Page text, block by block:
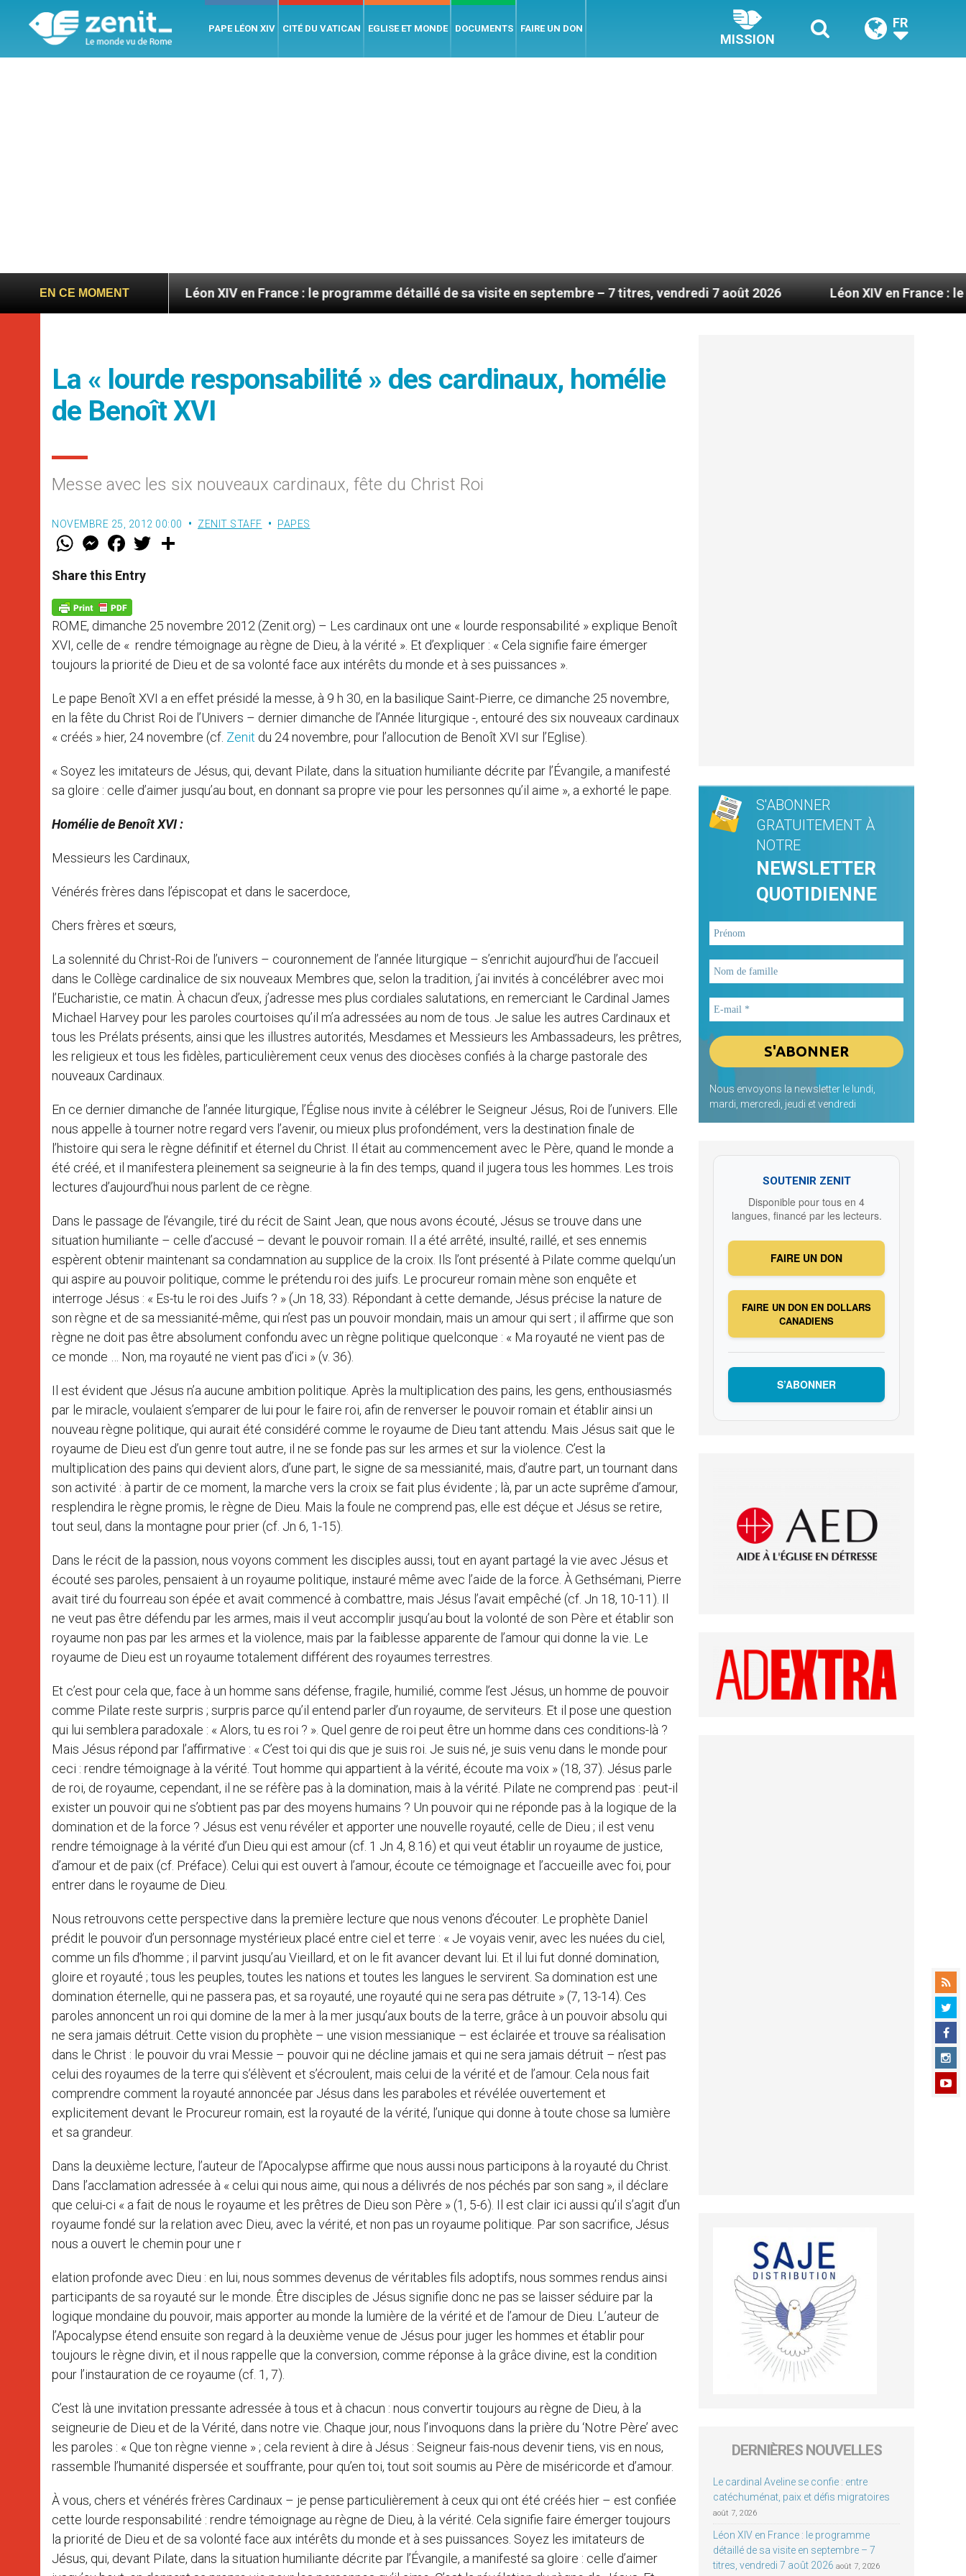
PAPE LÉON XIV CITÉ DU VATICAN EGLISE ET MONDE DOCUMENTS FAIRE UN DON
MISSION
FR
EN CE MOMENTLéon XIV en France : le programme détaillé de sa visite en septembre – 7 titres, vendredi 7 août 2026 Léon XIV en France : le
La « lourde responsabilité » des cardinaux, homélie
de Benoît XVI
Messe avec les six nouveaux cardinaux, fête du Christ Roi
NOVEMBRE 25, 2012 00:00 ZENIT STAFF PAPES
W
t
s
p
p
M
e
s
e
g
e
r
F
a
e
b
k
w
Share this Entry
ROME, dimanche 25 novembre 2012 (Zenit.org) – Les cardinaux ont une « lourde responsabilité » explique Benoît
XVI, celle de « rendre témoignage au règne de Dieu, à la vérité ». Et d’expliquer : « Cela signifie faire émerger
toujours la priorité de Dieu et de sa volonté face aux intérêts du monde et à ses puissances ».
Le pape Benoît XVI a en effet présidé la messe, à 9 h 30, en la basilique Saint-Pierre, ce dimanche 25 novembre,
en la fête du Christ Roi de l’Univers – dernier dimanche de l’Année liturgique -, entouré des six nouveaux cardinaux
« créés » hier, 24 novembre (cf. Zenit du 24 novembre, pour l’allocution de Benoît XVI sur l’Eglise).
« Soyez les imitateurs de Jésus, qui, devant Pilate, dans la situation humiliante décrite par l’Évangile, a manifesté
sa gloire : celle d’aimer jusqu’au bout, en donnant sa propre vie pour les personnes qu’il aime », a exhorté le pape.
Homélie de Benoît XVI :
Messieurs les Cardinaux,
Vénérés frères dans l’épiscopat et dans le sacerdoce,
Chers frères et sœurs,
La solennité du Christ-Roi de l’univers – couronnement de l’année liturgique – s’enrichit aujourd’hui de l’accueil
dans le Collège cardinalice de six nouveaux Membres que, selon la tradition, j’ai invités à concélébrer avec moi
l’Eucharistie, ce matin. À chacun d’eux, j’adresse mes plus cordiales salutations, en remerciant le Cardinal James
Michael Harvey pour les paroles courtoises qu’il m’a adressées au nom de tous. Je salue les autres Cardinaux et
tous les Prélats présents, ainsi que les illustres autorités, Mesdames et Messieurs les Ambassadeurs, les prêtres,
les religieux et tous les fidèles, particulièrement ceux venus des diocèses confiés à la charge pastorale des
nouveaux Cardinaux.
En ce dernier dimanche de l’année liturgique, l’Église nous invite à célébrer le Seigneur Jésus, Roi de l’univers. Elle
nous appelle à tourner notre regard vers l’avenir, ou mieux plus profondément, vers la destination finale de
l’histoire qui sera le règne définitif et éternel du Christ. Il était au commencement avec le Père, quand le monde a
été créé, et il manifestera pleinement sa seigneurie à la fin des temps, quand il jugera tous les hommes. Les trois
lectures d’aujourd’hui nous parlent de ce règne.
Dans le passage de l’évangile, tiré du récit de Saint Jean, que nous avons écouté, Jésus se trouve dans une
situation humiliante – celle d’accusé – devant le pouvoir romain. Il a été arrêté, insulté, raillé, et ses ennemis
espèrent obtenir maintenant sa condamnation au supplice de la croix. Ils l’ont présenté à Pilate comme quelqu’un
qui aspire au pouvoir politique, comme le prétendu roi des juifs. Le procureur romain mène son enquête et
interroge Jésus : « Es-tu le roi des Juifs ? » (Jn 18, 33). Répondant à cette demande, Jésus précise la nature de
son règne et de sa messianité-même, qui n’est pas un pouvoir mondain, mais un amour qui sert ; il affirme que son
règne ne doit pas être absolument confondu avec un règne politique quelconque : « Ma royauté ne vient pas de
ce monde … Non, ma royauté ne vient pas d’ici » (v. 36).
Il est évident que Jésus n’a aucune ambition politique. Après la multiplication des pains, les gens, enthousiasmés
par le miracle, voulaient s’emparer de lui pour le faire roi, afin de renverser le pouvoir romain et établir ainsi un
nouveau règne politique, qui aurait été considéré comme le royaume de Dieu tant attendu. Mais Jésus sait que le
royaume de Dieu est d’un genre tout autre, il ne se fonde pas sur les armes et sur la violence. C’est la
multiplication des pains qui devient alors, d’une part, le signe de sa messianité, mais, d’autre part, un tournant dans
son activité : à partir de ce moment, la marche vers la croix se fait plus évidente ; là, par un acte suprême d’amour,
resplendira le règne promis, le règne de Dieu. Mais la foule ne comprend pas, elle est déçue et Jésus se retire,
tout seul, dans la montagne pour prier (cf. Jn 6, 1-15).
Dans le récit de la passion, nous voyons comment les disciples aussi, tout en ayant partagé la vie avec Jésus et
écouté ses paroles, pensaient à un royaume politique, instauré même avec l’aide de la force. À Gethsémani, Pierre
avait tiré du fourreau son épée et avait commencé à combattre, mais Jésus l’avait empêché (cf. Jn 18, 10-11). Il
ne veut pas être défendu par les armes, mais il veut accomplir jusqu’au bout la volonté de son Père et établir son
royaume non pas par les armes et la violence, mais par la faiblesse apparente de l’amour qui donne la vie. Le
royaume de Dieu est un royaume totalement différent des royaumes terrestres.
Et c’est pour cela que, face à un homme sans défense, fragile, humilié, comme l’est Jésus, un homme de pouvoir
comme Pilate reste surpris ; surpris parce qu’il entend parler d’un royaume, de serviteurs. Et il pose une question
qui lui semblera paradoxale : « Alors, tu es roi ? ». Quel genre de roi peut être un homme dans ces conditions-là ?
Mais Jésus répond par l’affirmative : « C’est toi qui dis que je suis roi. Je suis né, je suis venu dans le monde pour
ceci : rendre témoignage à la vérité. Tout homme qui appartient à la vérité, écoute ma voix » (18, 37). Jésus parle
de roi, de royaume, cependant, il ne se réfère pas à la domination, mais à la vérité. Pilate ne comprend pas : peut-il
exister un pouvoir qui ne s’obtient pas par des moyens humains ? Un pouvoir qui ne réponde pas à la logique de la
domination et de la force ? Jésus est venu révéler et apporter une nouvelle royauté, celle de Dieu ; il est venu
rendre témoignage à la vérité d’un Dieu qui est amour (cf. 1 Jn 4, 8.16) et qui veut établir un royaume de justice,
d’amour et de paix (cf. Préface). Celui qui est ouvert à l’amour, écoute ce témoignage et l’accueille avec foi, pour
entrer dans le royaume de Dieu.
Nous retrouvons cette perspective dans la première lecture que nous venons d’écouter. Le prophète Daniel
prédit le pouvoir d’un personnage mystérieux placé entre ciel et terre : « Je voyais venir, avec les nuées du ciel,
comme un fils d’homme ; il parvint jusqu’au Vieillard, et on le fit avancer devant lui. Et il lui fut donné domination,
gloire et royauté ; tous les peuples, toutes les nations et toutes les langues le servirent. Sa domination est une
domination éternelle, qui ne passera pas, et sa royauté, une royauté qui ne sera pas détruite » (7, 13-14). Ces
paroles annoncent un roi qui domine de la mer à la mer jusqu’aux bouts de la terre, grâce à un pouvoir absolu qui
ne sera jamais détruit. Cette vision du prophète – une vision messianique – est éclairée et trouve sa réalisation
dans le Christ : le pouvoir du vrai Messie – pouvoir qui ne décline jamais et qui ne sera jamais détruit – n’est pas
celui des royaumes de la terre qui s’élèvent et s’écroulent, mais celui de la vérité et de l’amour. Cela nous fait
comprendre comment la royauté annoncée par Jésus dans les paraboles et révélée ouvertement et
explicitement devant le Procureur romain, est la royauté de la vérité, l’unique qui donne à toute chose sa lumière
et sa grandeur.
Dans la deuxième lecture, l’auteur de l’Apocalypse affirme que nous aussi nous participons à la royauté du Christ.
Dans l’acclamation adressée à « celui qui nous aime, qui nous a délivrés de nos péchés par son sang », il déclare
que celui-ci « a fait de nous le royaume et les prêtres de Dieu son Père » (1, 5-6). Il est clair ici aussi qu’il s’agit d’un
royaume fondé sur la relation avec Dieu, avec la vérité, et non pas un royaume politique. Par son sacrifice, Jésus
nous a ouvert le chemin pour une r
elation profonde avec Dieu : en lui, nous sommes devenus de véritables fils adoptifs, nous sommes rendus ainsi
participants de sa royauté sur le monde. Être disciples de Jésus signifie donc ne pas se laisser séduire par la
logique mondaine du pouvoir, mais apporter au monde la lumière de la vérité et de l’amour de Dieu. L’auteur de
l’Apocalypse étend ensuite son regard à la deuxième venue de Jésus pour juger les hommes et établir pour
toujours le règne divin, et il nous rappelle que la conversion, comme réponse à la grâce divine, est la condition
pour l’instauration de ce royaume (cf. 1, 7).
C’est là une invitation pressante adressée à tous et à chacun : nous convertir toujours au règne de Dieu, à la
seigneurie de Dieu et de la Vérité, dans notre vie. Chaque jour, nous l’invoquons dans la prière du ‘Notre Père’ avec
les paroles : « Que ton règne vienne » ; cela revient à dire à Jésus : Seigneur fais-nous devenir tiens, vis en nous,
rassemble l’humanité dispersée et souffrante, pour qu’en toi, tout soit soumis au Père de miséricorde et d’amour.
À vous, chers et vénérés frères Cardinaux – je pense particulièrement à ceux qui ont été créés hier – est confiée
cette lourde responsabilité : rendre témoignage au règne de Dieu, à la vérité. Cela signifie faire émerger toujours
la priorité de Dieu et de sa volonté face aux intérêts du monde et à ses puissances. Soyez les imitateurs de
Jésus, qui, devant Pilate, dans la situation humiliante décrite par l’Évangile, a manifesté sa gloire : celle d’aimer
S'ABONNER
GRATUITEMENT À
NOTRE
NEWSLETTER
QUOTIDIENNE
Nous envoyons la newsletter le lundi,
mardi, mercredi, jeudi et vendredi
SOUTENIR ZENIT
Disponible pour tous en 4
langues, financé par les lecteurs.
FAIRE UN DON
FAIRE UN DON EN DOLLARS
CANADIENS
S’ABONNER
DERNIÈRES NOUVELLES
Le cardinal Aveline se confie : entre
catéchuménat, paix et défis migratoires
août 7, 2026
Léon XIV en France : le programme
détaillé de sa visite en septembre – 7
titres, vendredi 7 août 2026 août 7, 2026